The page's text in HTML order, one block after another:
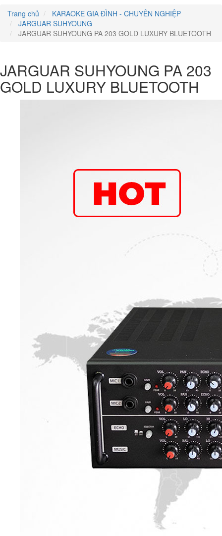
Trang chủ
KARAOKE GIA ĐÌNH - CHUYÊN NGHIỆP
JARGUAR SUHYOUNG
JARGUAR SUHYOUNG PA 203 GOLD LUXURY BLUETOOTH
JARGUAR SUHYOUNG PA 203
GOLD LUXURY BLUETOOTH